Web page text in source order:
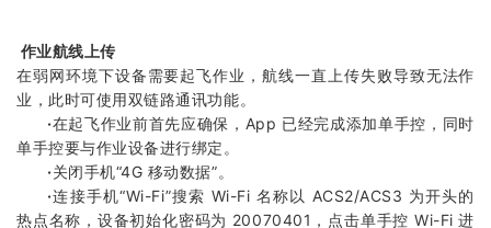
作业航线上传
在弱网环境下设备需要起飞作业，航线一直上传失败导致无法作
业，此时可使用双链路通讯功能。
·在起飞作业前首先应确保，App 已经完成添加单手控，同时
单手控要与作业设备进行绑定。
·关闭手机“4G 移动数据”。
·连接手机“Wi-Fi”搜索 Wi-Fi 名称以 ACS2/ACS3 为开头的
热点名称，设备初始化密码为 20070401，点击单手控 Wi-Fi 进